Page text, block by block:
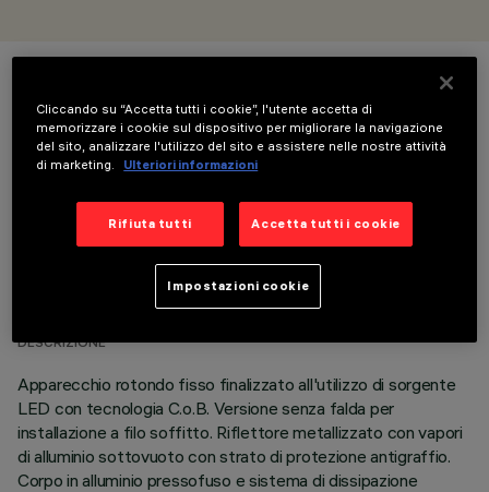
COLORE
DATI TECNICI
ULTIMO AGGIORNAMENTO: 01/08/2026
DESCRIZIONE
Apparecchio rotondo fisso finalizzato all'utilizzo di sorgente
LED con tecnologia C.o.B. Versione senza falda per
installazione a filo soffitto. Riflettore metallizzato con vapori
di alluminio sottovuoto con strato di protezione antigraffio.
Corpo in alluminio pressofuso e sistema di dissipazione
Cliccando su “Accetta tutti i cookie”, l'utente accetta di
memorizzare i cookie sul dispositivo per migliorare la navigazione
del sito, analizzare l'utilizzo del sito e assistere nelle nostre attività
di marketing.
Ulteriori informazioni
Rifiuta tutti Accetta tutti i cookie
Impostazioni cookie